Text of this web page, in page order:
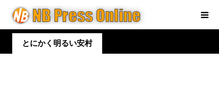
とにかく明るい安村